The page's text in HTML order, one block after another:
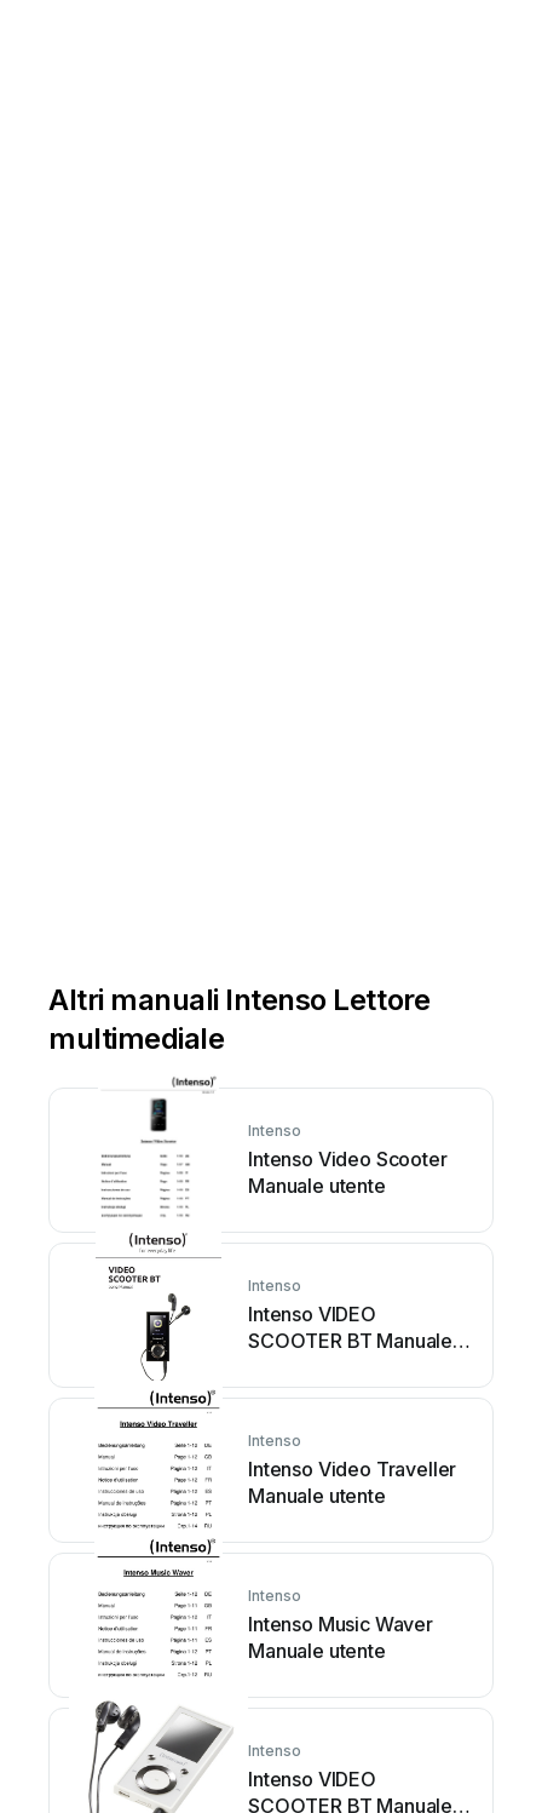
Altri manuali Intenso Lettore
multimediale
Intenso
Intenso Video Scooter
Manuale utente
Intenso
Intenso VIDEO
SCOOTER BT Manuale
Intenso
Intenso Video Traveller
Manuale utente
Intenso
Intenso Music Waver
Manuale utente
Intenso
Intenso VIDEO
SCOOTER BT Manuale